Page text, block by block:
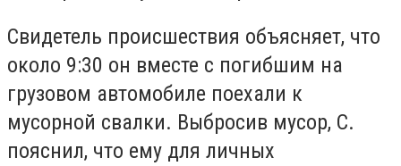
Свидетель происшествия объясняет, что
около 9:30 он вместе с погибшим на
грузовом автомобиле поехали к
мусорной свалки. Выбросив мусор, С.
пояснил, что ему для личных